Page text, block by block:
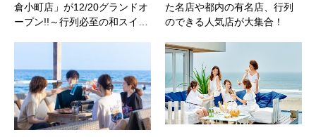
倉小町店」が12/20グランドオ
ープン!!～行列必至の和スイ…
た名店や都内の有名店、行列
のできる人気店が大集合！